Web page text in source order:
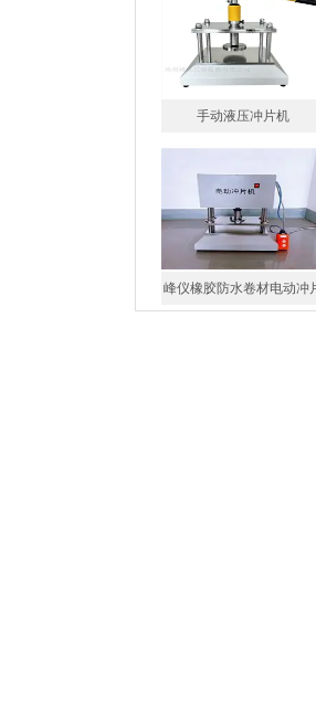
峰仪橡胶防水卷材电动冲片
机制样机
丙纶拉力试验机